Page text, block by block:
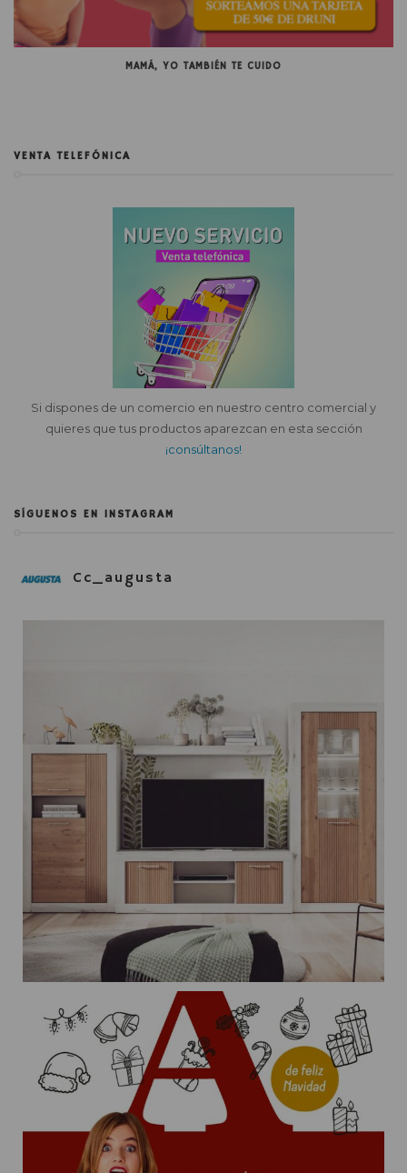
MAMÁ, YO TAMBIÉN TE CUIDO
VENTA TELEFÓNICA
Si dispones de un comercio en nuestro centro comercial y
quieres que tus productos aparezcan en esta sección
¡consúltanos!
SÍGUENOS EN INSTAGRAM
Cc_augusta